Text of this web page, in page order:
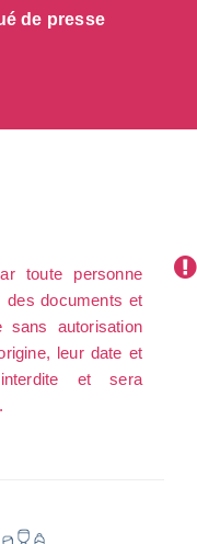
de presse
toute personne
des documents et
autorisation
leur date et
et sera